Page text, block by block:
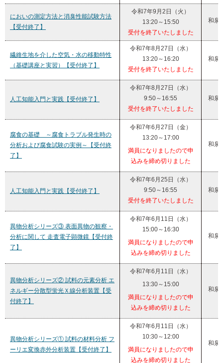
においの測定方法と消臭性能試験方法
【受付終了】
令和7年9月2日（火）
13:20～15:50
受付を終了いたしました
和泉
繊維生地を介した空気・水の移動特性
（基礎講座と実習）【受付終了】
令和7年8月27日（水）
13:20～16:20
受付を終了いたしました
和泉
人工知能入門と実践【受付終了】
令和7年8月27日（水）
9:50～16:55
受付を終了いたしました
和泉
腐食の基礎 ～腐食トラブル発生時の
分析および腐食試験の実例～【受付終
了】
令和7年6月27日（金）
13:20～17:00
満員になりましたので申
込みを締め切りました
和泉
人工知能入門と実践【受付終了】
令和7年6月25日（水）
9:50～16:55
受付を終了いたしました
和泉
異物分析シリーズ③ 表面異物の観察・
分析に関して 走査電子顕微鏡【受付終
了】
令和7年6月11日（水）
15:00～16:30
満員になりましたので申
込みを締め切りました
和泉
異物分析シリーズ② 試料の元素分析 エ
ネルギー分散型蛍光Ｘ線分析装置【受
付終了】
令和7年6月11日（水）
13:30～15:00
満員になりましたので申
込みを締め切りました
和泉
異物分析シリーズ① 試料の材料分析 フ
ーリエ変換赤外分析装置【受付終了】
令和7年6月11日（水）
10:30～12:00
満員になりましたので申
込みを締め切りました
和泉